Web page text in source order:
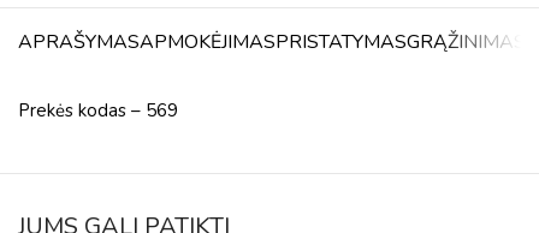
APRAŠYMASAPMOKĖJIMASPRISTATYMASGRĄŽINIMAS
Prekės kodas – 569